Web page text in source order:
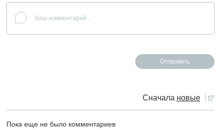
Сначала новые
Пока еще не было комментариев